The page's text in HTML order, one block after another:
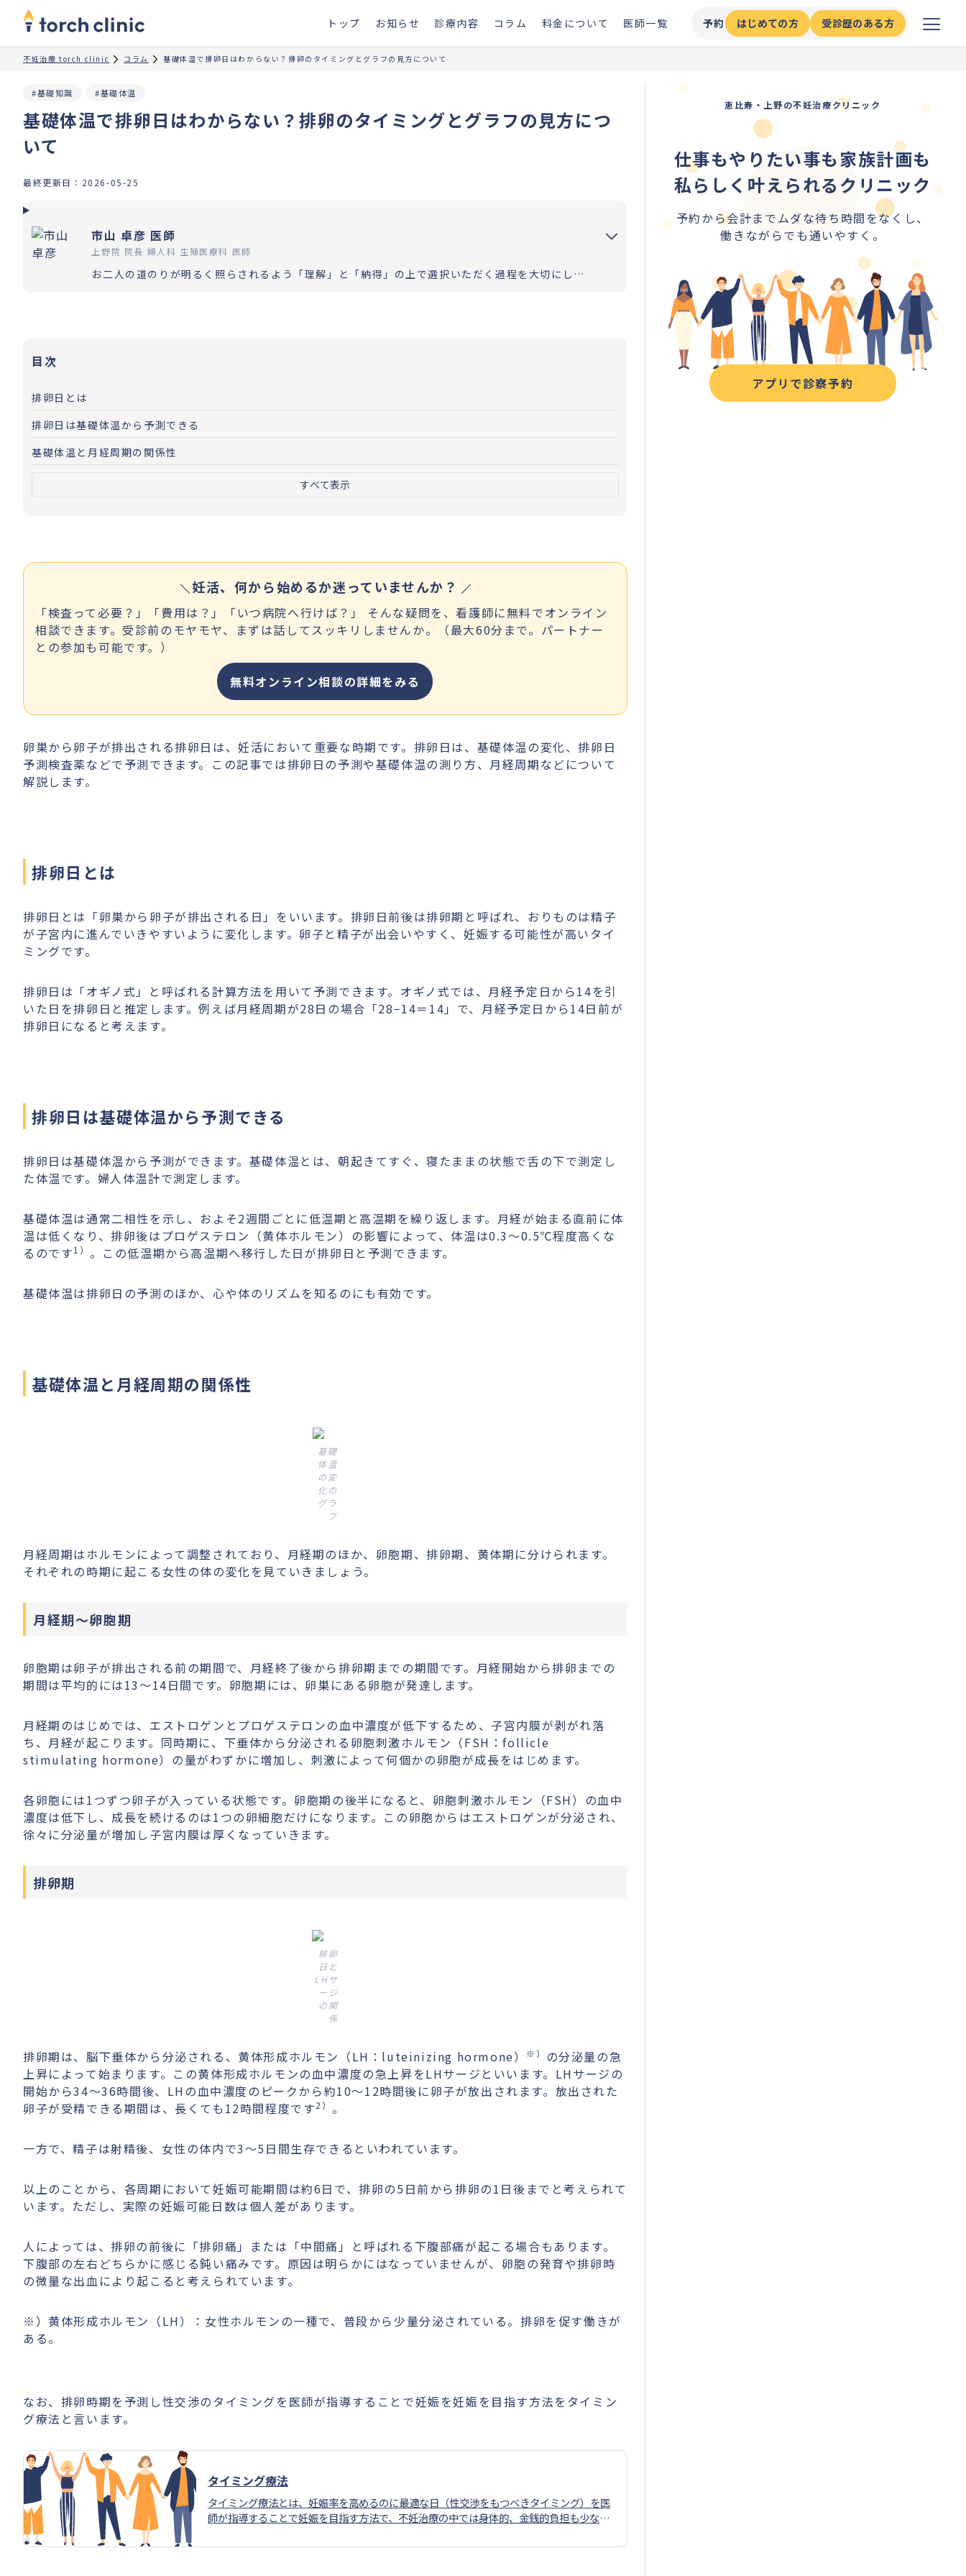
トップ お知らせ 診療内容 コラム 料金について 医師一覧 予約 はじめての方 受診歴のある方
不妊治療 torch clinic コラム 基礎体温で排卵日はわからない？排卵のタイミングとグラフの見方について
基礎体温で排卵日はわからない？排卵のタイミングとグラフの見方につ
いて
#基礎知識 #基礎体温
最終更新日： 2026-05-25
市山 卓彦 医師
上野院 院長 婦人科 生殖医療科 医師
お二人の道のりが明るく照らされるよう「理解」と「納得」の上で選択いただく過程を大切にしています。エビデンスに基づいた高水準の医療提供により「幸せな家族計画の実現」をお手伝いさせていただきます。
目次
排卵日とは
排卵日は基礎体温から予測できる
基礎体温と月経周期の関係性
すべて表示
妊活、何から始めるか迷っていませんか？
「検査って必要？」「費用は？」「いつ病院へ行けば？」 そんな疑問を、看護師に無料でオンライン
相談できます。受診前のモヤモヤ、まずは話してスッキリしませんか。（最大60分まで。パートナー
との参加も可能です。）
無料オンライン相談の詳細をみる
卵巣から卵子が排出される排卵日は、妊活において重要な時期です。排卵日は、基礎体温の変化、排卵日
予測検査薬などで予測できます。この記事では排卵日の予測や基礎体温の測り方、月経周期などについて
解説します。
排卵日とは
排卵日とは「卵巣から卵子が排出される日」をいいます。排卵日前後は排卵期と呼ばれ、おりものは精子
が子宮内に進んでいきやすいように変化します。卵子と精子が出会いやすく、妊娠する可能性が高いタイ
ミングです。
排卵日は「オギノ式」と呼ばれる計算方法を用いて予測できます。オギノ式では、月経予定日から14を引
いた日を排卵日と推定します。例えば月経周期が28日の場合「28−14＝14」で、月経予定日から14日前が
排卵日になると考えます。
排卵日は基礎体温から予測できる
排卵日は基礎体温から予測ができます。基礎体温とは、朝起きてすぐ、寝たままの状態で舌の下で測定し
た体温です。婦人体温計で測定します。
基礎体温は通常二相性を示し、およそ2週間ごとに低温期と高温期を繰り返します。月経が始まる直前に体
温は低くなり、排卵後はプロゲステロン（黄体ホルモン）の影響によって、体温は0.3～0.5℃程度高くな
るのです1） 。この低温期から高温期へ移行した日が排卵日と予測できます。
基礎体温は排卵日の予測のほか、心や体のリズムを知るのにも有効です。
基礎体温と月経周期の関係性
基礎
体温
の変
化の
グラ
フ
月経周期はホルモンによって調整されており、月経期のほか、卵胞期、排卵期、黄体期に分けられます。
それぞれの時期に起こる女性の体の変化を見ていきましょう。
月経期～卵胞期
卵胞期は卵子が排出される前の期間で、月経終了後から排卵期までの期間です。月経開始から排卵までの
期間は平均的には13〜14日間です。卵胞期には、卵巣にある卵胞が発達します。
月経期のはじめでは、エストロゲンとプロゲステロンの血中濃度が低下するため、子宮内膜が剥がれ落
ち、月経が起こります。同時期に、下垂体から分泌される卵胞刺激ホルモン（FSH：follicle
stimulating hormone）の量がわずかに増加し、刺激によって何個かの卵胞が成長をはじめます。
各卵胞には1つずつ卵子が入っている状態です。卵胞期の後半になると、卵胞刺激ホルモン（FSH）の血中
濃度は低下し、成長を続けるのは1つの卵細胞だけになります。この卵胞からはエストロゲンが分泌され、
徐々に分泌量が増加し子宮内膜は厚くなっていきます。
排卵期
排卵
日と
LHサ
ージ
の関
係
排卵期は、脳下垂体から分泌される、黄体形成ホルモン（LH：luteinizing hormone） ※） の分泌量の急
上昇によって始まります。この黄体形成ホルモンの血中濃度の急上昇をLHサージといいます。LHサージの
開始から34～36時間後、LHの血中濃度のピークから約10〜12時間後に卵子が放出されます。放出された
卵子が受精できる期間は、長くても12時間程度です2） 。
一方で、精子は射精後、女性の体内で3〜5日間生存できるといわれています。
以上のことから、各周期において妊娠可能期間は約6日で、排卵の5日前から排卵の1日後までと考えられて
います。ただし、実際の妊娠可能日数は個人差があります。
人によっては、排卵の前後に「排卵痛」または「中間痛」と呼ばれる下腹部痛が起こる場合もあります。
下腹部の左右どちらかに感じる鈍い痛みです。原因は明らかにはなっていませんが、卵胞の発育や排卵時
の微量な出血により起こると考えられています。
※）黄体形成ホルモン（LH）：女性ホルモンの一種で、普段から少量分泌されている。排卵を促す働きが
ある。
なお、排卵時期を予測し性交渉のタイミングを医師が指導することで妊娠を妊娠を目指す方法をタイミン
グ療法と言います。
タイミング療法
タイミング療法とは、妊娠率を高めるのに最適な日（性交渉をもつべきタイミング）を医
師が指導することで妊娠を目指す方法で、不妊治療の中では身体的、金銭的負担も少ない
恵比寿・上野の不妊治療クリニック
仕事もやりたい事も家族計画も
私らしく叶えられるクリニック
予約から会計までムダな待ち時間をなくし、
働きながらでも通いやすく。
アプリで診察予約